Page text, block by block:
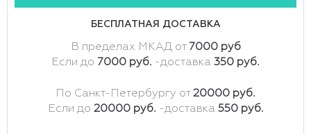
БЕСПЛАТНАЯ ДОСТАВКА
В пределах МКАД от 7000 руб
Если до 7000 руб. -доставка 350 руб.
По Санкт-Петербургу от20000 руб.
Если до 20000 руб. -доставка 550 руб.